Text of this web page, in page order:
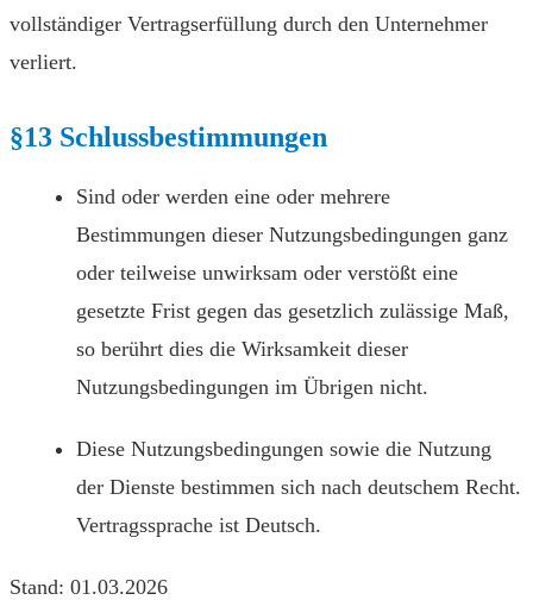
vollständiger Vertragserfüllung durch den Unternehmer
verliert.
§13 Schlussbestimmungen
Sind oder werden eine oder mehrere
Bestimmungen dieser Nutzungsbedingungen ganz
oder teilweise unwirksam oder verstößt eine
gesetzte Frist gegen das gesetzlich zulässige Maß,
so berührt dies die Wirksamkeit dieser
Nutzungsbedingungen im Übrigen nicht.
Diese Nutzungsbedingungen sowie die Nutzung
der Dienste bestimmen sich nach deutschem Recht.
Vertragssprache ist Deutsch.
Stand: 01.03.2026